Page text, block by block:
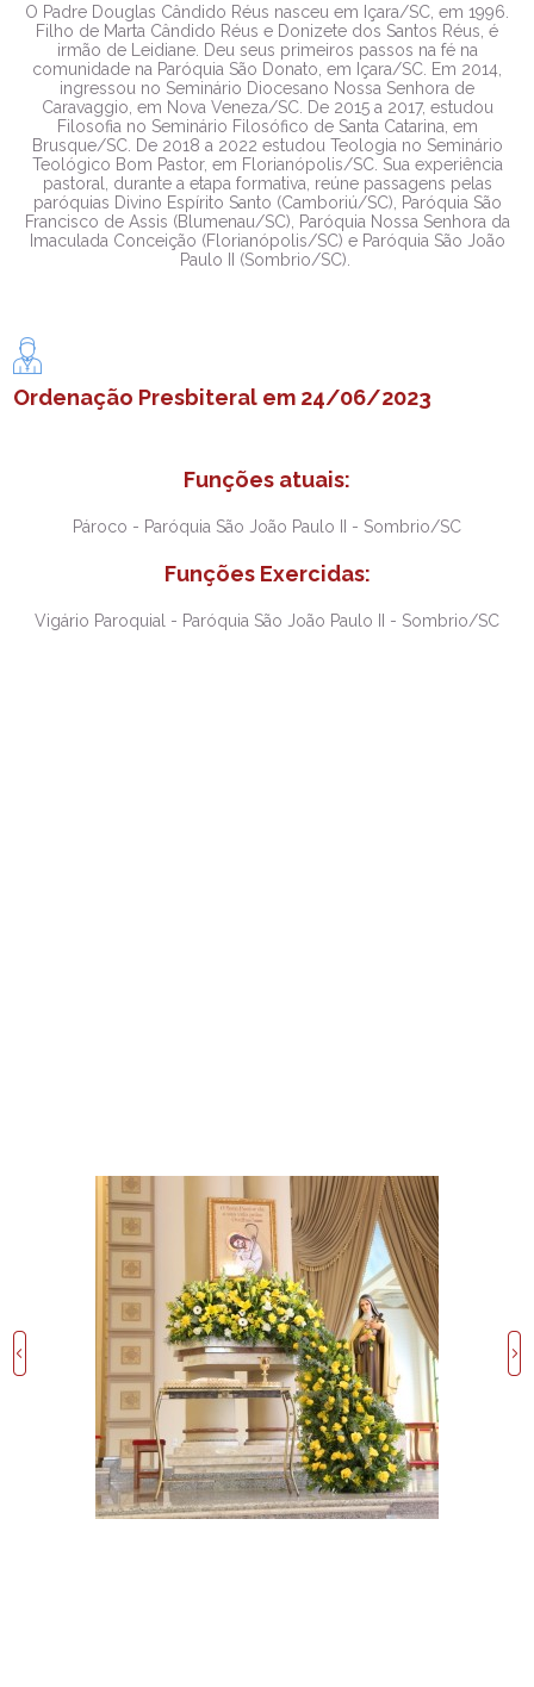
O Padre Douglas Cândido Réus nasceu em Içara/SC, em 1996.
Filho de Marta Cândido Réus e Donizete dos Santos Réus, é
irmão de Leidiane. Deu seus primeiros passos na fé na
comunidade na Paróquia São Donato, em Içara/SC. Em 2014,
ingressou no Seminário Diocesano Nossa Senhora de
Caravaggio, em Nova Veneza/SC. De 2015 a 2017, estudou
Filosofia no Seminário Filosófico de Santa Catarina, em
Brusque/SC. De 2018 a 2022 estudou Teologia no Seminário
Teológico Bom Pastor, em Florianópolis/SC. Sua experiência
pastoral, durante a etapa formativa, reúne passagens pelas
paróquias Divino Espírito Santo (Camboriú/SC), Paróquia São
Francisco de Assis (Blumenau/SC), Paróquia Nossa Senhora da
Imaculada Conceição (Florianópolis/SC) e Paróquia São João
Paulo II (Sombrio/SC).
Ordenação Presbiteral em 24/06/2023
Funções atuais:
Pároco - Paróquia São João Paulo II - Sombrio/SC
Funções Exercidas:
Vigário Paroquial - Paróquia São João Paulo II - Sombrio/SC